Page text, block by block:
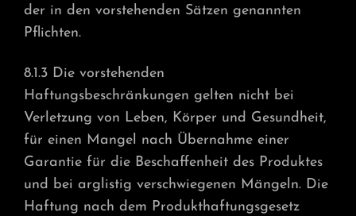
der in den vorstehenden Sätzen genannten
Pflichten.
8.1.3 Die vorstehenden
Haftungsbeschränkungen gelten nicht bei
Verletzung von Leben, Körper und Gesundheit,
für einen Mangel nach Übernahme einer
Garantie für die Beschaffenheit des Produktes
und bei arglistig verschwiegenen Mängeln. Die
Haftung nach dem Produkthaftungsgesetz